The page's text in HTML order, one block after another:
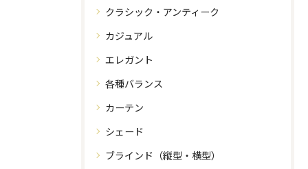
クラシック・アンティーク
カジュアル
エレガント
各種バランス
カーテン
シェード
ブラインド（縦型・横型）